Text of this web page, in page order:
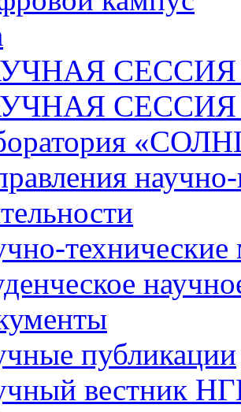
СЕССИЯ
научно-
технические
публикации
вестник